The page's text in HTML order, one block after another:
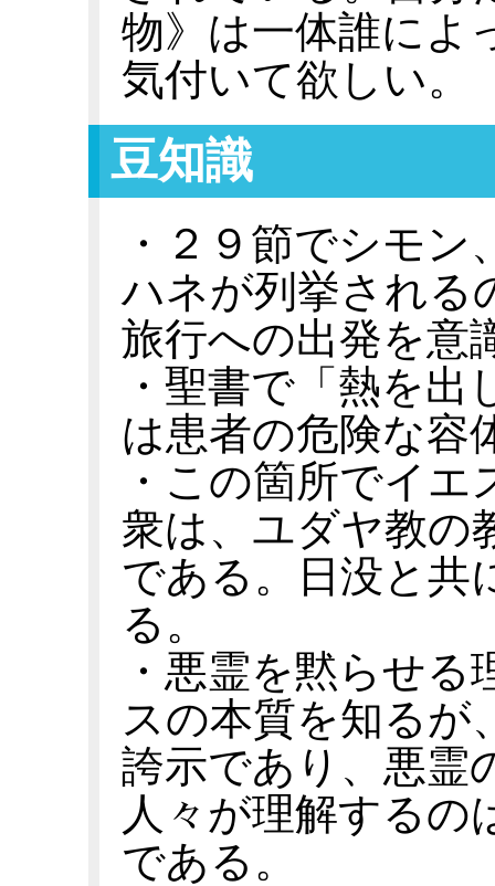
物》は一体誰によ
気付いて欲しい。
豆知識
・２９節でシモ
ハネが列挙される
旅行への出発を意
・聖書で「熱を
は患者の危険な容
・この箇所でイ
衆は、ユダヤ教の
である。日没と共
る。
・悪霊を黙らせ
スの本質を知るが
誇示であり、悪霊
人々が理解するの
である。